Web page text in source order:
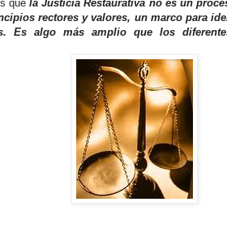
que la Justicia Restaurativa no es un
rectores y valores, un marco para
Es algo más amplio que los